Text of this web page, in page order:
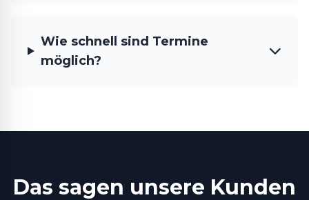
Wie schnell sind Termine
möglich?
Das sagen unsere Kunden